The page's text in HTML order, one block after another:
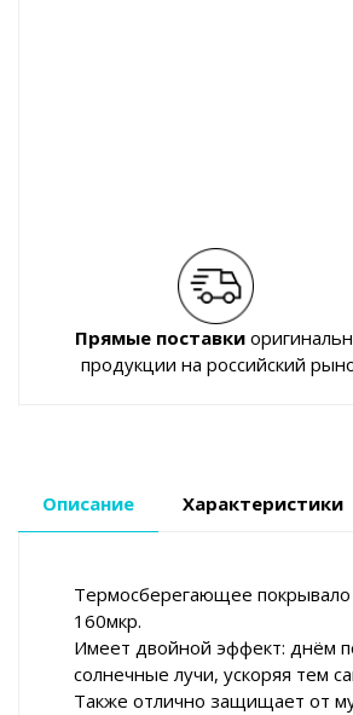
Прямые поставки
продукции на российский
Описание Характеристики
Термосберегающее
160мкр.
Имеет двойной эффект: днём
солнечные лучи, ускоряя тем
Также отлично защищает от